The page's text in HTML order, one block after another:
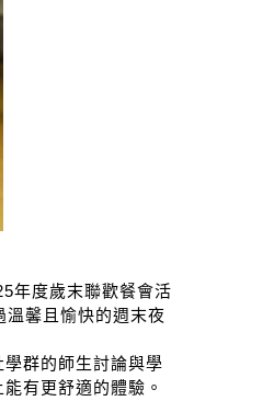
年度歲末聯歡餐會活
溫馨且愉快的週末夜
群的師生討論與學
能有更舒適的體驗。